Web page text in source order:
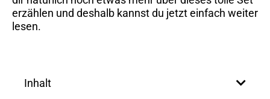
erzählen und deshalb kannst du jetzt einfach weiter
lesen.
Inhalt